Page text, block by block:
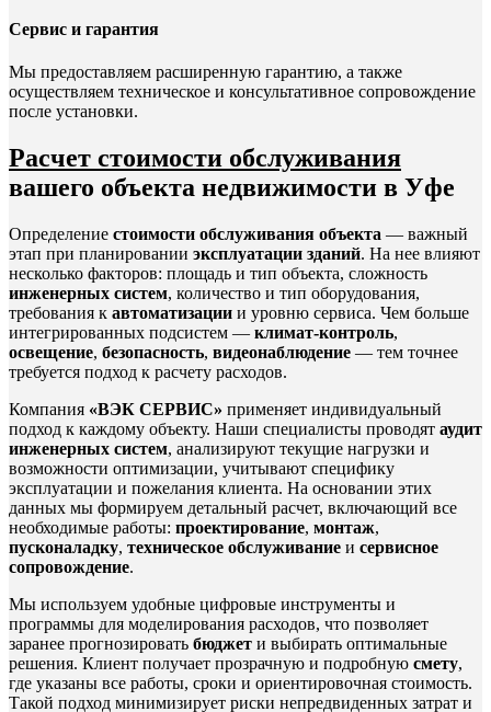
Сервис и гарантия
Мы предоставляем расширенную гарантию, а также
осуществляем техническое и консультативное сопровождение
после установки.
Расчет стоимости обслуживания
вашего объекта недвижимости в Уфе
Определение стоимости обслуживания объекта — важный
этап при планировании эксплуатации зданий. На нее влияют
несколько факторов: площадь и тип объекта, сложность
инженерных систем, количество и тип оборудования,
требования к автоматизации и уровню сервиса. Чем больше
интегрированных подсистем — климат-контроль,
освещение, безопасность, видеонаблюдение — тем точнее
требуется подход к расчету расходов.
Компания «ВЭК СЕРВИС» применяет индивидуальный
подход к каждому объекту. Наши специалисты проводят аудит
инженерных систем, анализируют текущие нагрузки и
возможности оптимизации, учитывают специфику
эксплуатации и пожелания клиента. На основании этих
данных мы формируем детальный расчет, включающий все
необходимые работы: проектирование, монтаж,
пусконаладку, техническое обслуживание и сервисное
сопровождение.
Мы используем удобные цифровые инструменты и
программы для моделирования расходов, что позволяет
заранее прогнозировать бюджет и выбирать оптимальные
решения. Клиент получает прозрачную и подробную смету,
где указаны все работы, сроки и ориентировочная стоимость.
Такой подход минимизирует риски непредвиденных затрат и